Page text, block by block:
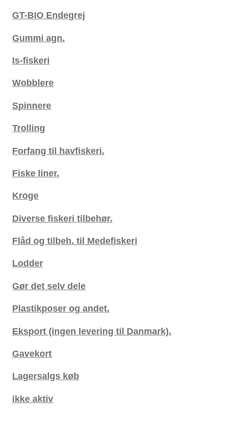
GT-BIO Endegrej
Gummi agn.
Is-fiskeri
Wobblere
Spinnere
Trolling
Forfang til havfiskeri.
Fiske liner.
Kroge
Diverse fiskeri tilbehør.
Flåd og tilbeh. til Medefiskeri
Lodder
Gør det selv dele
Plastikposer og andet.
Eksport (ingen levering til Danmark).
Gavekort
Lagersalgs køb
ikke aktiv